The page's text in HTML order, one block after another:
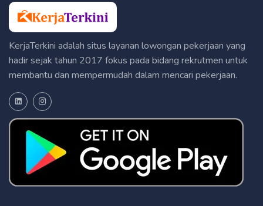
KerjaTerkini adalah situs layanan lowongan pekerjaan yang
hadir sejak tahun 2017 fokus pada bidang rekrutmen untuk
membantu dan mempermudah dalam mencari pekerjaan.